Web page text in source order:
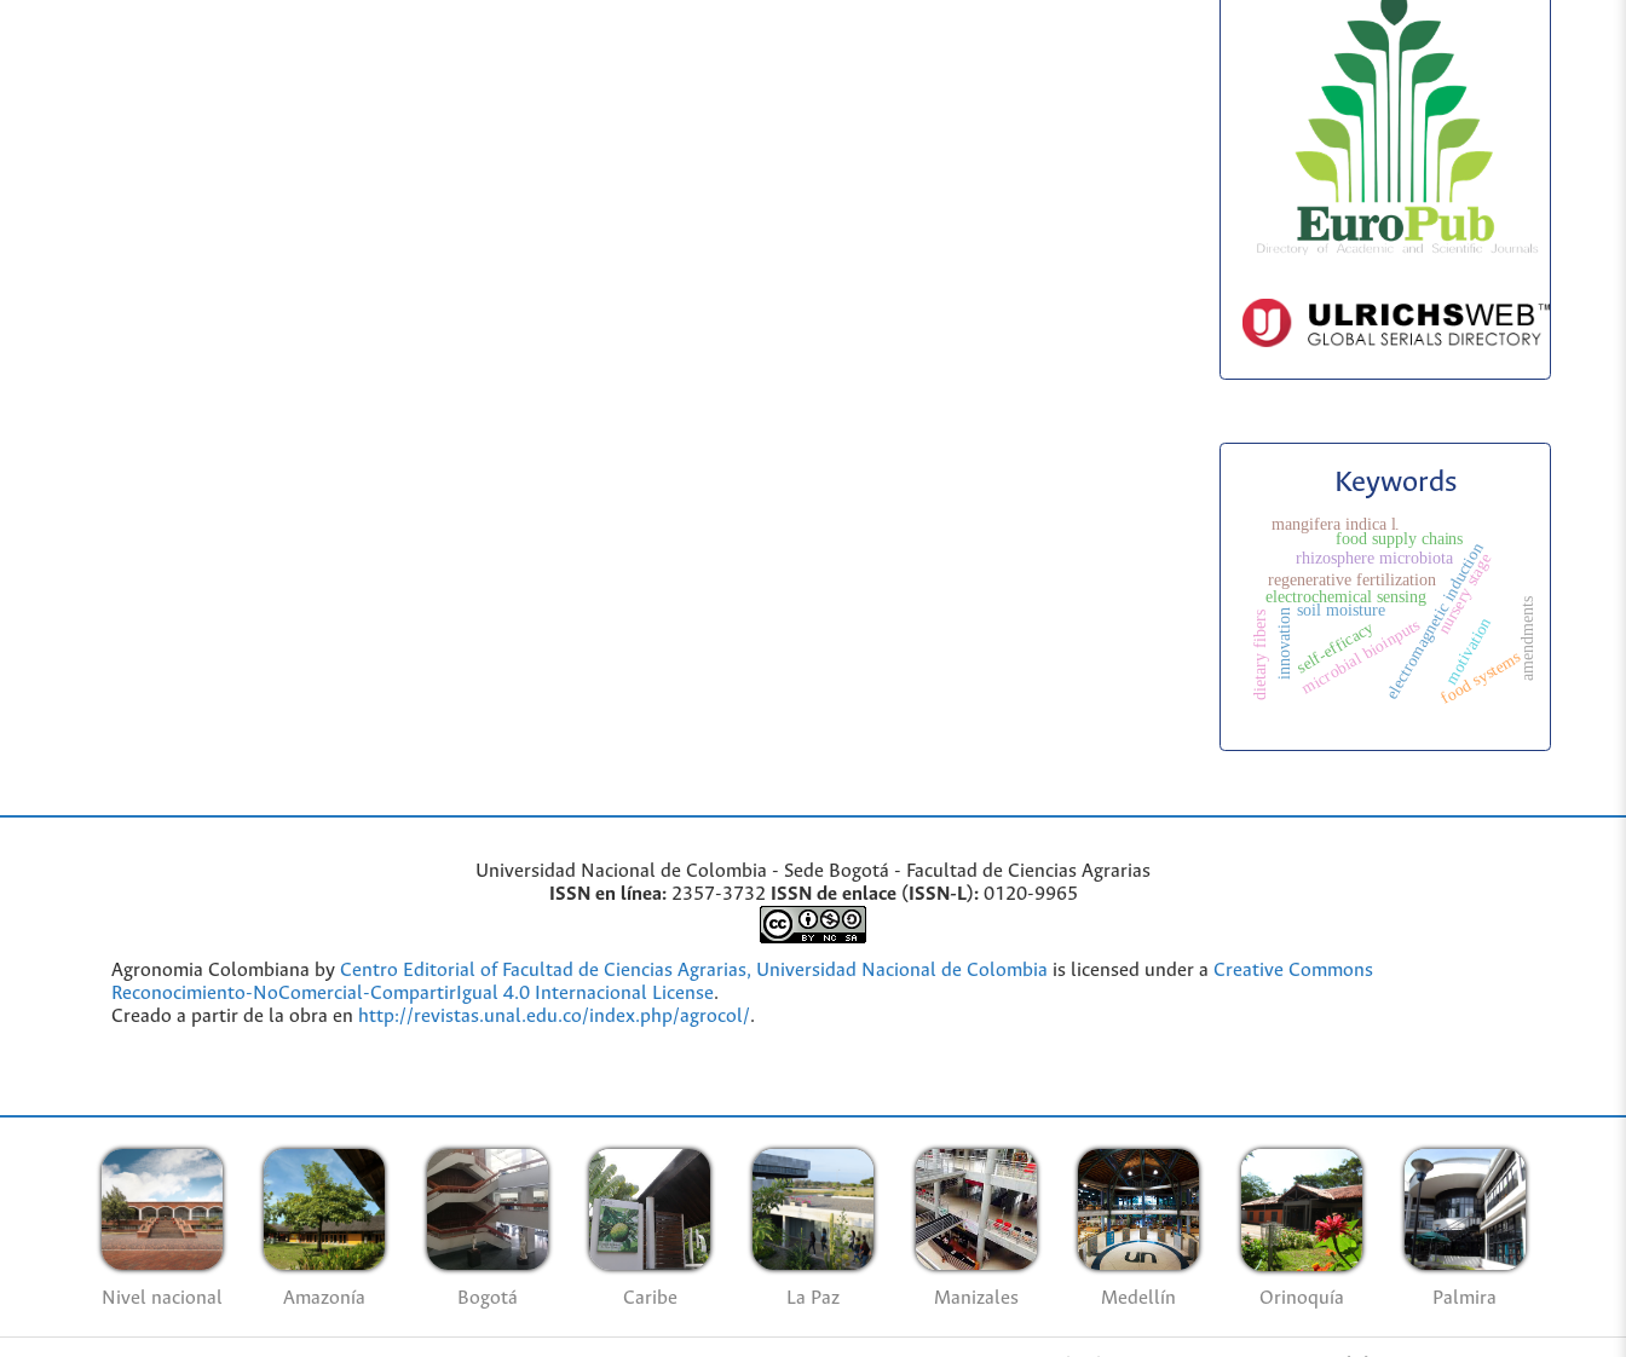
Keywords
electrochemical sensingelectromagnetic induction
soil moisture
microbial bioinputs
regenerative fertilization
rhizosphere microbiota
food supply chains
food systems
innovation motivation
self-efficacy
mangifera indica l.
dietary fibers amendments
nursery stage
Universidad Nacional de Colombia - Sede Bogotá - Facultad de Ciencias Agrarias
ISSN en línea:2357-3732 ISSN de enlace (ISSN-L):0120-9965
Agronomia Colombiana by Centro Editorial of Facultad de Ciencias Agrarias, Universidad Nacional de Colombia is licensed under a Creative Commons
Reconocimiento-NoComercial-CompartirIgual 4.0 Internacional License.
Creado a partir de la obra en http://revistas.unal.edu.co/index.php/agrocol/.
Nivel nacional Amazonía Bogotá Caribe La Paz Manizales Medellín Orinoquía Palmira